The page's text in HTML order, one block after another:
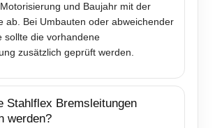
und Baujahr mit der
ab. Bei Umbauten oder abweichender
sollte die vorhandene
zusätzlich geprüft werden.
Stahlflex Bremsleitungen
werden?